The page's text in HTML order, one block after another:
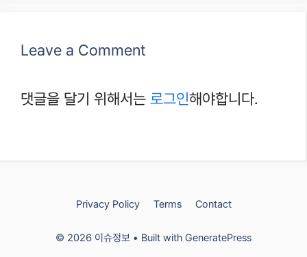
Leave a Comment
댓글을 달기 위해서는 로그인해야합니다.
Privacy Policy Terms Contact
© 2026 이슈정보 • Built with GeneratePress